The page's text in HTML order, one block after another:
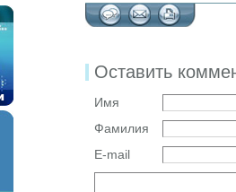
Оставить
Имя
Фамилия
E-mail